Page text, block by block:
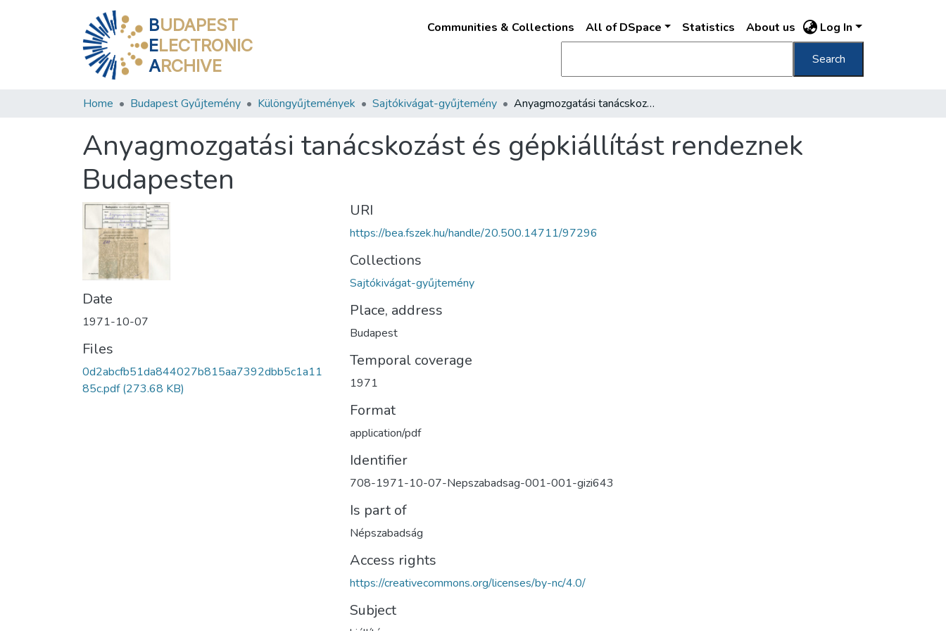
BUDAPEST
ELECTRONIC
ARCHIVE
Communities & Collections All of DSpace Statistics About us Log In
Search
Home Budapest Gyűjtemény Különgyűjtemények Sajtókivágat-gyűjtemény Anyagmozgatási tanácskozást és gépkiállítást rendeznek Budapesten
Anyagmozgatási tanácskozást és gépkiállítást rendeznek
Budapesten
Date
1971-10-07
Files
0d2abcfb51da844027b815aa7392dbb5c1a11
85c.pdf(273.68 KB)
URI
https://bea.fszek.hu/handle/20.500.14711/97296
Collections
Sajtókivágat-gyűjtemény
Place, address
Budapest
Temporal coverage
1971
Format
application/pdf
Identifier
708-1971-10-07-Nepszabadsag-001-001-gizi643
Is part of
Népszabadság
Access rights
https://creativecommons.org/licenses/by-nc/4.0/
Subject